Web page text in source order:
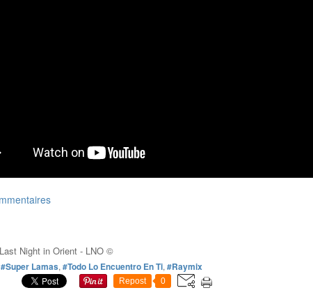
Last Night in Orient - LNO ©
#Super Lamas, #Todo Lo Encuentro En Ti, #Raymix
Repost 0